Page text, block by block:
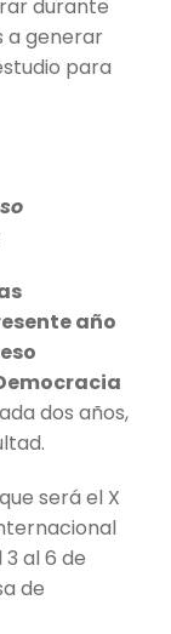
durante
a generar
para
año
dos años,
será el X
al 6 de
de